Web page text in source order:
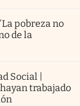
pobreza no
de la
Social |
trabajado